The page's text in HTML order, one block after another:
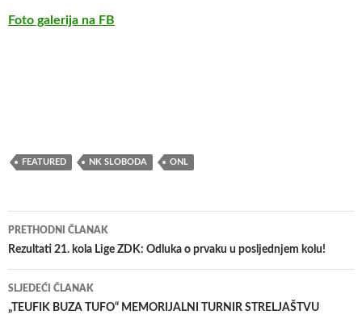
Foto galerija na FB
FEATURED NK SLOBODA ONL
Navigacija
članaka
PRETHODNI ČLANAK
Rezultati 21. kola Lige ZDK: Odluka o prvaku u posljednjem kolu!
SLJEDEĆI ČLANAK
„TEUFIK BUZA TUFO“ MEMORIJALNI TURNIR STRELJAŠTVU